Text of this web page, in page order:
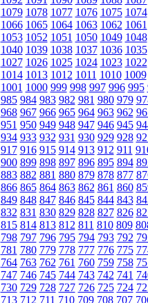
1079 1078 1077 1076 1075 1074
1066 1065 1064 1063 1062 1061
1053 1052 1051 1050 1049 1048
1040 1039 1038 1037 1036 1035
1027 1026 1025 1024 1023 1022
1014 1013 1012 1011 1010 1009
1001 1000 999 998 997 996 995
985 984 983 982 981 980 979
968 967 966 965 964 963 962
951 950 949 948 947 946 945
934 933 932 931 930 929 928
917 916 915 914 913 912 911
900 899 898 897 896 895 894
883 882 881 880 879 878 877
866 865 864 863 862 861 860
849 848 847 846 845 844 843
832 831 830 829 828 827 826
815 814 813 812 811 810 809
798 797 796 795 794 793 792
781 780 779 778 777 776 775
764 763 762 761 760 759 758
747 746 745 744 743 742 741
730 729 728 727 726 725 724
713 712 711 710 709 708 707